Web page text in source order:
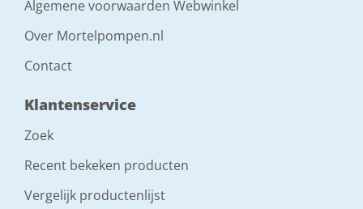
Algemene voorwaarden Webwinkel
Over Mortelpompen.nl
Contact
Klantenservice
Zoek
Recent bekeken producten
Vergelijk productenlijst